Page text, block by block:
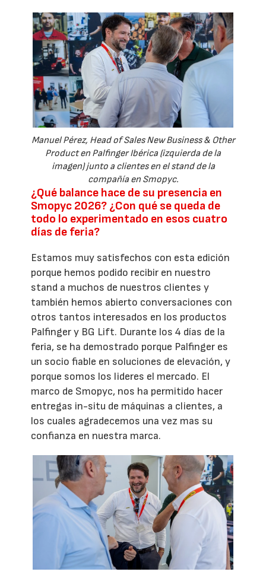
Manuel Pérez, Head of Sales New Business & Other
Product en Palfinger Ibérica (izquierda de la
imagen) junto a clientes en el stand de la
compañía en Smopyc.
¿Qué balance hace de su presencia en
Smopyc 2026? ¿Con qué se queda de
todo lo experimentado en esos cuatro
días de feria?
Estamos muy satisfechos con esta edición
porque hemos podido recibir en nuestro
stand a muchos de nuestros clientes y
también hemos abierto conversaciones con
otros tantos interesados en los productos
Palfinger y BG Lift. Durante los 4 días de la
feria, se ha demostrado porque Palfinger es
un socio fiable en soluciones de elevación, y
porque somos los lideres el mercado. El
marco de Smopyc, nos ha permitido hacer
entregas in-situ de máquinas a clientes, a
los cuales agradecemos una vez mas su
confianza en nuestra marca.